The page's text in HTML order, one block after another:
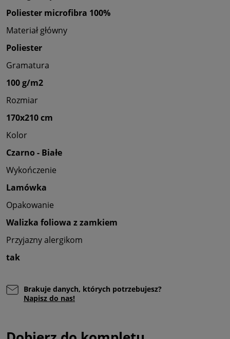
Poliester microfibra 100%
Materiał główny
Poliester
Gramatura
100 g/m2
Rozmiar
170x210 cm
Kolor
Czarno - Białe
Wykończenie
Lamówka
Opakowanie
Walizka foliowa z zamkiem
Przyjazny alergikom
tak
Brakuje danych, których potrzebujesz?
Napisz do nas!